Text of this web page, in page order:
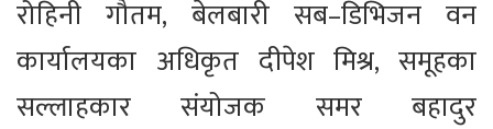
रोहिनी गौतम, बेलबारी सब–डिभिजन वन
कार्यालयका अधिकृत दीपेश मिश्र, समूहका
सल्लाहकार संयोजक समर बहादुर